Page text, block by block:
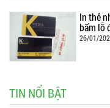
In thẻ
bấm lỗ
26/01/
TIN NỔI BẬT